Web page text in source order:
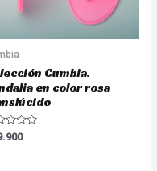
Cumbia.
en color rosa